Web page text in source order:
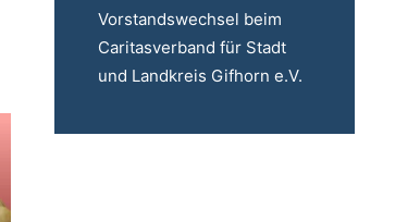
Vorstandswechsel beim
Caritasverband für Stadt
und Landkreis Gifhorn e.V.